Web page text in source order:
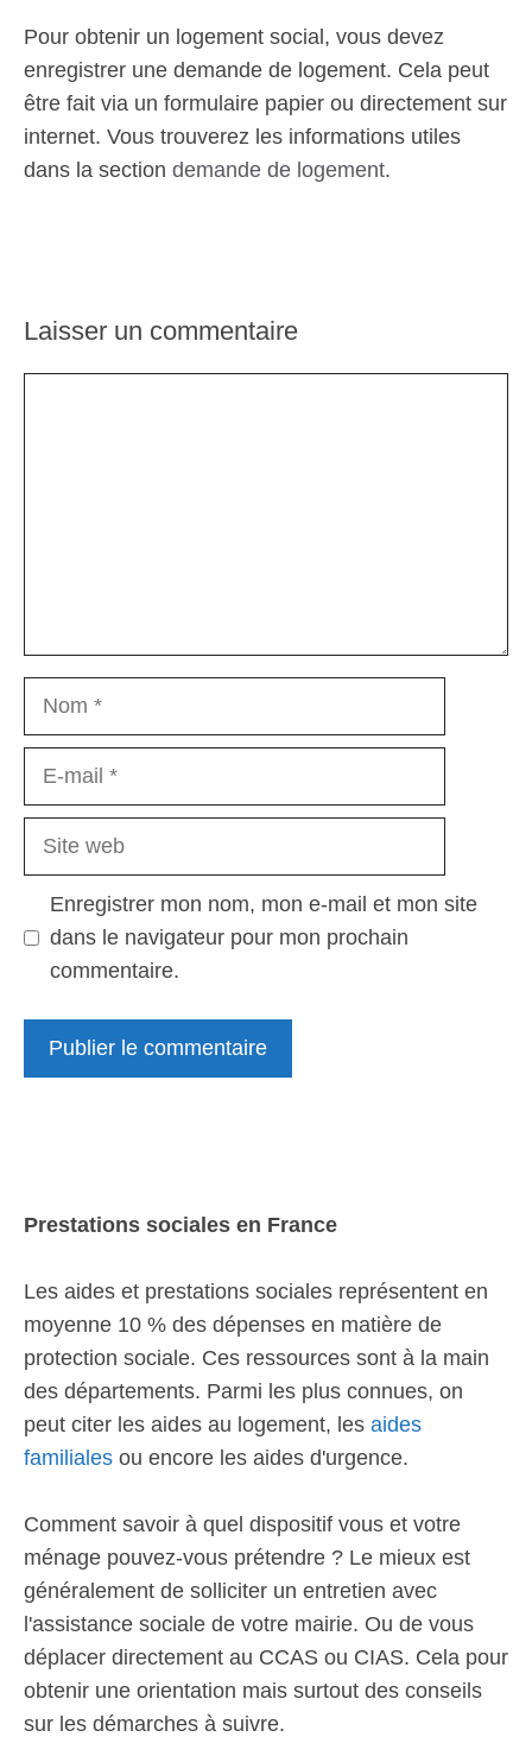
Pour obtenir un logement social, vous devez
enregistrer une demande de logement. Cela peut
être fait via un formulaire papier ou directement sur
internet. Vous trouverez les informations utiles
dans la section demande de logement.
Laisser un commentaire
Nom
Site
Enregistrer mon nom, mon e-mail et mon site
dans le navigateur pour mon prochain
commentaire.
Prestations sociales en France
Les aides et prestations sociales représentent en
moyenne 10 % des dépenses en matière de
protection sociale. Ces ressources sont à la main
des départements. Parmi les plus connues, on
peut citer les aides au logement, les aides
familiales ou encore les aides d'urgence.
Comment savoir à quel dispositif vous et votre
ménage pouvez-vous prétendre ? Le mieux est
généralement de solliciter un entretien avec
l'assistance sociale de votre mairie. Ou de vous
déplacer directement au CCAS ou CIAS. Cela pour
obtenir une orientation mais surtout des conseils
sur les démarches à suivre.